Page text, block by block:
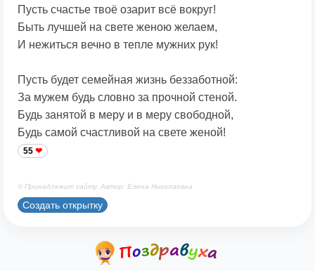
Пусть счастье твоё озарит всё вокруг!
Быть лучшей на свете женою желаем,
И нежиться вечно в тепле мужних рук!
Пусть будет семейная жизнь беззаботной:
За мужем будь словно за прочной стеной.
Будь занятой в меру и в меру свободной,
Будь самой счастливой на свете женой!
55
© Принадлежит сайту. Автор: Елена Николаевна
Создать открытку